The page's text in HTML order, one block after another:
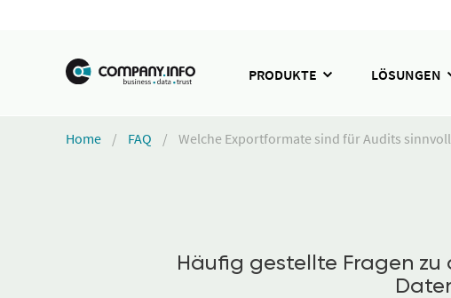
PRODUKTE LÖSUNGEN
Home FAQ Welche Exportformate sind für Audits
Häufig gestellte Fragen